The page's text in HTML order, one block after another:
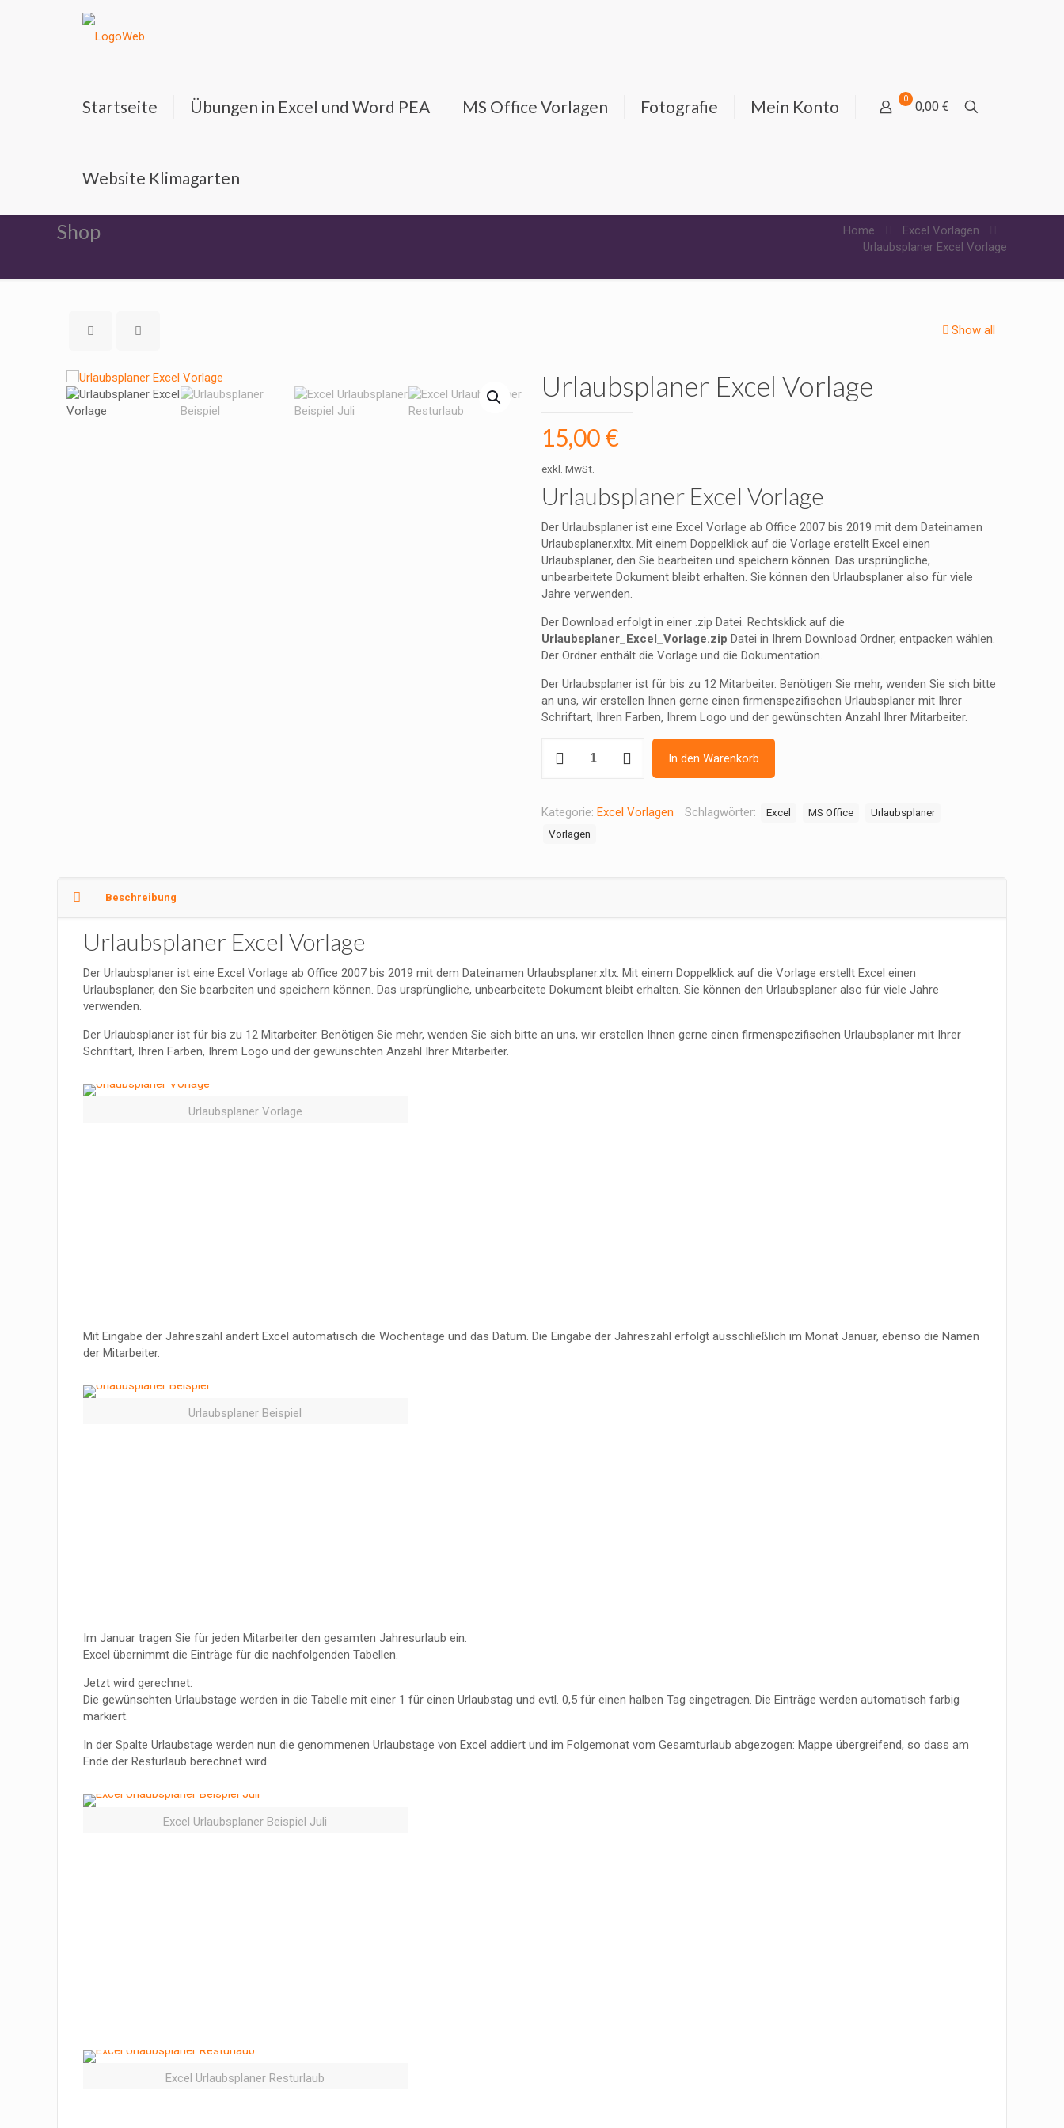
Startseite Übungen in Excel und Word PEA MS Office Vorlagen Fotografie Mein Konto
Website Klimagarten
0
0,00 €
Shop Home
Excel Vorlagen
Urlaubsplaner Excel Vorlage
Show all
Urlaubsplaner Excel Vorlage
15,00€
exkl. MwSt.
Urlaubsplaner Excel Vorlage
Der Urlaubsplaner ist eine Excel Vorlage ab Office 2007 bis 2019 mit dem Dateinamen
Urlaubsplaner.xltx. Mit einem Doppelklick auf die Vorlage erstellt Excel einen
Urlaubsplaner, den Sie bearbeiten und speichern können. Das ursprüngliche,
unbearbeitete Dokument bleibt erhalten. Sie können den Urlaubsplaner also für viele
Jahre verwenden.
Der Download erfolgt in einer .zip Datei. Rechtsklick auf die
Urlaubsplaner_Excel_Vorlage.zip Datei in Ihrem Download Ordner, entpacken wählen.
Der Ordner enthält die Vorlage und die Dokumentation.
Der Urlaubsplaner ist für bis zu 12 Mitarbeiter. Benötigen Sie mehr, wenden Sie sich bitte
an uns, wir erstellen Ihnen gerne einen firmenspezifischen Urlaubsplaner mit Ihrer
Schriftart, Ihren Farben, Ihrem Logo und der gewünschten Anzahl Ihrer Mitarbeiter.
Excel
In den Warenkorb
Kategorie: Excel Vorlagen Schlagwörter: Excel MS Office
Urlaubsplaner
Vorlagen
Beschreibung
Urlaubsplaner Excel Vorlage
Der Urlaubsplaner ist eine Excel Vorlage ab Office 2007 bis 2019 mit dem Dateinamen Urlaubsplaner.xltx. Mit einem Doppelklick auf die Vorlage erstellt Excel einen
Urlaubsplaner, den Sie bearbeiten und speichern können. Das ursprüngliche, unbearbeitete Dokument bleibt erhalten. Sie können den Urlaubsplaner also für viele Jahre
verwenden.
Der Urlaubsplaner ist für bis zu 12 Mitarbeiter. Benötigen Sie mehr, wenden Sie sich bitte an uns, wir erstellen Ihnen gerne einen firmenspezifischen Urlaubsplaner mit Ihrer
Schriftart, Ihren Farben, Ihrem Logo und der gewünschten Anzahl Ihrer Mitarbeiter.
Urlaubsplaner Vorlage
Mit Eingabe der Jahreszahl ändert Excel automatisch die Wochentage und das Datum. Die Eingabe der Jahreszahl erfolgt ausschließlich im Monat Januar, ebenso die Namen
der Mitarbeiter.
Urlaubsplaner Beispiel
Im Januar tragen Sie für jeden Mitarbeiter den gesamten Jahresurlaub ein.
Excel übernimmt die Einträge für die nachfolgenden Tabellen.
Jetzt wird gerechnet:
Die gewünschten Urlaubstage werden in die Tabelle mit einer 1 für einen Urlaubstag und evtl. 0,5 für einen halben Tag eingetragen. Die Einträge werden automatisch farbig
markiert.
In der Spalte Urlaubstage werden nun die genommenen Urlaubstage von Excel addiert und im Folgemonat vom Gesamturlaub abgezogen: Mappe übergreifend, so dass am
Ende der Resturlaub berechnet wird.
Excel Urlaubsplaner Beispiel Juli
Excel Urlaubsplaner Resturlaub